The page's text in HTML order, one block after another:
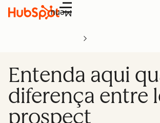
Menu
Entenda aqui
diferença entre
prospect